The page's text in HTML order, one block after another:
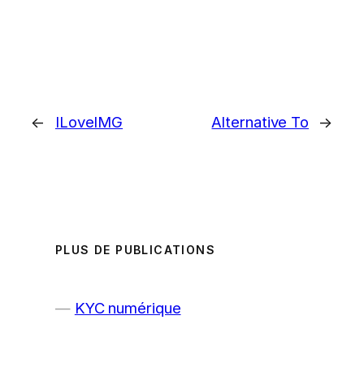
← ILoveIMG Alternative To →
PLUS DE PUBLICATIONS
KYC numérique